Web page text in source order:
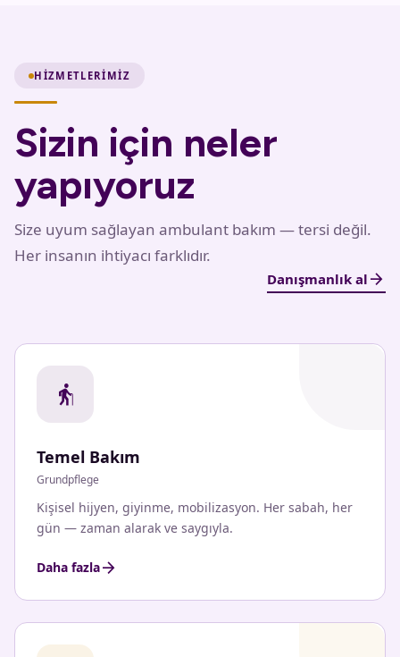
HIZMETLERIMIZ
Sizin için neler
yapıyoruz
Size uyum sağlayan ambulant bakım — tersi değil.
Her insanın ihtiyacı farklıdır.
Danışmanlık al arrow_forward
elderly
Temel Bakım
Grundpflege
Kişisel hijyen, giyinme, mobilizasyon. Her sabah, her
gün — zaman alarak ve saygıyla.
Daha fazlaarrow_forward